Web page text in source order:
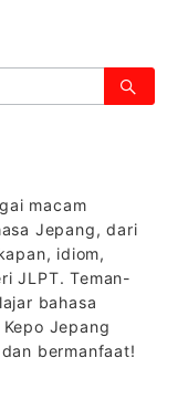
macam
Jepang, dari
idiom,
JLPT. Teman-
bahasa
Jepang
bermanfaat!